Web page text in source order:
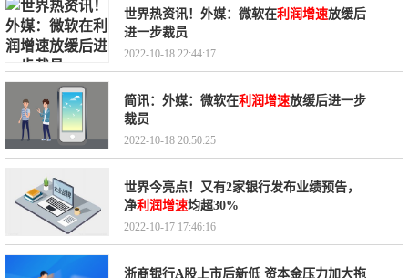
世界热资讯！外媒：微软在利润增速放缓后
进一步裁员
2022-10-18 22:44:17
简讯：外媒：微软在利润增速放缓后进一步
裁员
2022-10-18 20:50:25
世界今亮点！又有2家银行发布业绩预告，
净利润增速均超30%
2022-10-17 17:46:16
浙商银行A股上市后新低 资本金压力加大拖